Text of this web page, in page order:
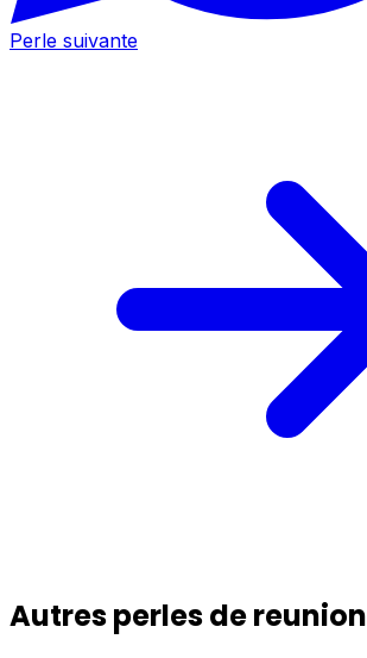
Perle suivante
Autres perles de reunion